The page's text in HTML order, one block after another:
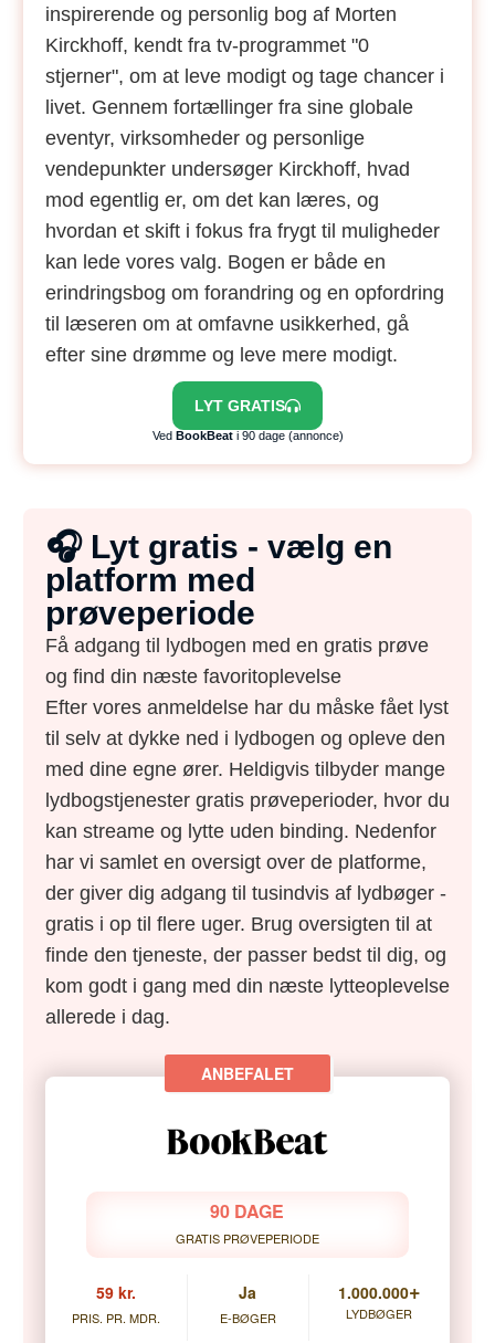
inspirerende og personlig bog af Morten
Kirckhoff, kendt fra tv-programmet "0
stjerner", om at leve modigt og tage chancer i
livet. Gennem fortællinger fra sine globale
eventyr, virksomheder og personlige
vendepunkter undersøger Kirckhoff, hvad
mod egentlig er, om det kan læres, og
hvordan et skift i fokus fra frygt til muligheder
kan lede vores valg. Bogen er både en
erindringsbog om forandring og en opfordring
til læseren om at omfavne usikkerhed, gå
efter sine drømme og leve mere modigt.
LYT GRATIS
Ved BookBeati 90 dage (annonce)
🎧 Lyt gratis - vælg en
platform med
prøveperiode
Få adgang til lydbogen med en gratis prøve
og find din næste favoritoplevelse
Efter vores anmeldelse har du måske fået lyst
til selv at dykke ned i lydbogen og opleve den
med dine egne ører. Heldigvis tilbyder mange
lydbogstjenester gratis prøveperioder, hvor du
kan streame og lytte uden binding. Nedenfor
har vi samlet en oversigt over de platforme,
der giver dig adgang til tusindvis af lydbøger -
gratis i op til flere uger. Brug oversigten til at
finde den tjeneste, der passer bedst til dig, og
kom godt i gang med din næste lytteoplevelse
allerede i dag.
90 DAGE
GRATIS PRØVEPERIODE
59 kr.
PRIS. PR. MDR.
Ja
E-BØGER
1.000.000+
LYDBØGER